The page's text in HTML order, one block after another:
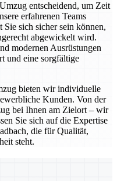
entscheidend, um Zeit
erfahrenen Teams
Sie sich sicher sein können,
abgewickelt wird.
modernen Ausrüstungen
und eine sorgfältige
bieten wir individuelle
Kunden. Von der
bei Ihnen am Zielort – wir
Sie sich auf die Expertise
die für Qualität,
steht.